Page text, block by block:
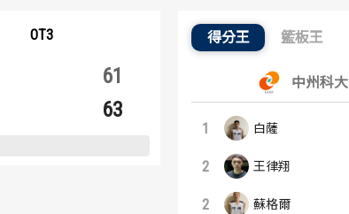
OT3
61
63
得分王 籃板王
得分王：內容起點
中州科大
1 白薩
2 王律翔
2 蘇格爾